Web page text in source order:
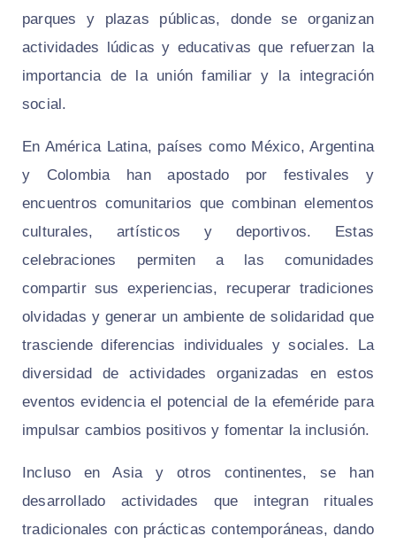
parques y plazas públicas, donde se organizan
actividades lúdicas y educativas que refuerzan la
importancia de la unión familiar y la integración
social.
En América Latina, países como México, Argentina
y Colombia han apostado por festivales y
encuentros comunitarios que combinan elementos
culturales, artísticos y deportivos. Estas
celebraciones permiten a las comunidades
compartir sus experiencias, recuperar tradiciones
olvidadas y generar un ambiente de solidaridad que
trasciende diferencias individuales y sociales. La
diversidad de actividades organizadas en estos
eventos evidencia el potencial de la efeméride para
impulsar cambios positivos y fomentar la inclusión.
Incluso en Asia y otros continentes, se han
desarrollado actividades que integran rituales
tradicionales con prácticas contemporáneas, dando